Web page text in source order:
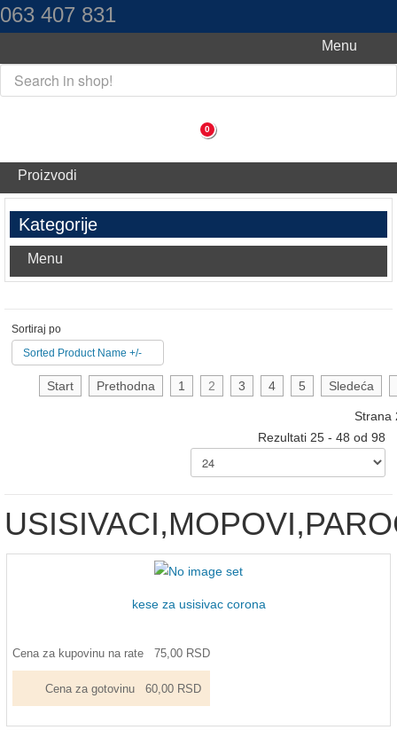
063 407 831
Menu
0
Proizvodi
Kategorije
Menu
Sortiraj po
Sorted Product Name +/-
Start Prethodna 1 2 3 4 5 Sledeća
Strana
Rezultati 25 - 48 od 98
kese za usisivac corona
Cena za kupovinu na rate 75,00 RSD
Cena za gotovinu 60,00 RSD